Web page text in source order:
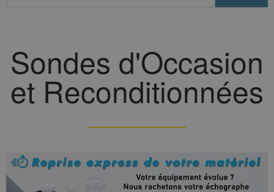
Sondes d'Occasion
et Reconditionnées